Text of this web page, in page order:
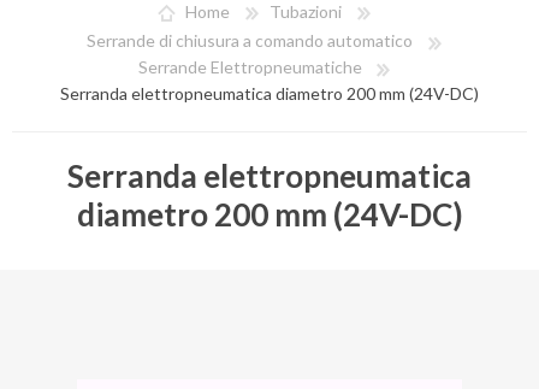
ACCESSO
Home
Tubazioni
Serrande di chiusura a comando automatico
Serrande Elettropneumatiche
Serranda elettropneumatica diametro 200 mm (24V-DC)
Serranda elettropneumatica
diametro 200 mm (24V-DC)